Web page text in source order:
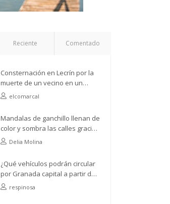
Reciente Comentado
Consternación en Lecrín por la
muerte de un vecino en un
accidente de camión
elcomarcal
Mandalas de ganchillo llenan de
color y sombra las calles gracias
a la Asociación de Vecinos Río
Delia Molina
¿Qué vehículos podrán circular
por Granada capital a partir del
próximo 1 de abril?
respinosa